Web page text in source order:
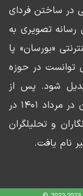
در ساختن فردای
رسانه تصویری به
«بورسان» پا
توانست در حوزه
شود. پس از
حدود دو و نیم سال فعالیت مستمر، بورسان در مرداد ۱۴۰۱ در
و تحلیلگران
نام یافت.